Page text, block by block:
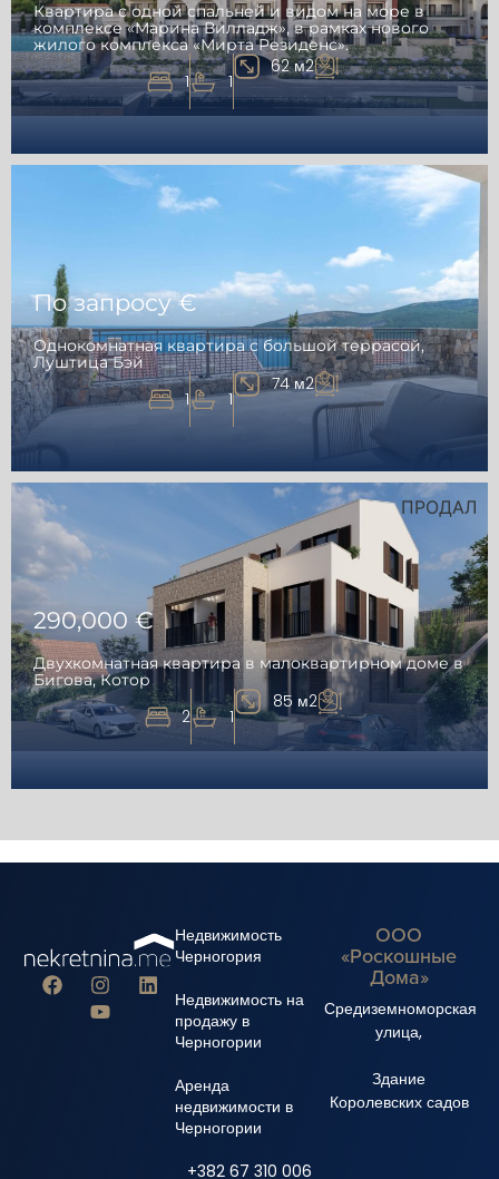
Квартира с одной спальней и видом на море в
комплексе «Марина Вилладж», в рамках нового
жилого комплекса «Мирта Резиденс».
1 1
62 м2
По запросу €
Однокомнатная квартира с большой террасой,
Луштица Бэй
1 1
74 м2
ПРОДАЛ
290,000 €
Двухкомнатная квартира в малоквартирном доме в
Бигова, Котор
2 1
85 м2
Недвижимость
Черногория
Недвижимость на
продажу в
Черногории
Аренда
недвижимости в
Черногории
+382 67 310 006
ООО
«Роскошные
Дома»
Средиземноморская
улица,
Здание
Королевских садов